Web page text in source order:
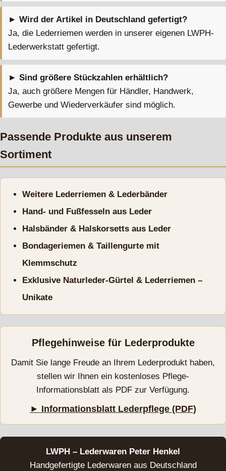
► Wird der Artikel in Deutschland gefertigt?
Ja, die Lederriemen werden in unserer eigenen LWPH-
Lederwerkstatt gefertigt.
► Sind größere Stückzahlen erhältlich?
Ja, auch größere Mengen für Händler, Handwerk,
Gewerbe und Wiederverkäufer sind möglich.
Passende Produkte aus unserem
Sortiment
Weitere Lederriemen & Lederbänder
Hand- und Fußfesseln aus Leder
Halsbänder & Halskorsetts aus Leder
Bondageriemen & Taillengurte mit
Klemmschutz
Exklusive Naturleder-Gürtel & Lederriemen –
Unikate
Pflegehinweise für Lederprodukte
Damit Sie lange Freude an Ihrem Lederprodukt haben,
stellen wir Ihnen ein kostenloses Pflege-
Informationsblatt als PDF zur Verfügung.
► Informationsblatt Lederpflege (PDF)
LWPH – Lederwaren Peter Henkel
Handgefertigte Lederwaren aus Deutschland